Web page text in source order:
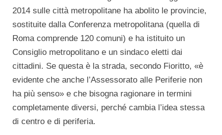
2014 sulle città metropolitane ha abolito le provincie,
sostituite dalla Conferenza metropolitana (quella di
Roma comprende 120 comuni) e ha istituito un
Consiglio metropolitano e un sindaco eletti dai
cittadini. Se questa è la strada, secondo Fioritto, «è
evidente che anche l’Assessorato alle Periferie non
ha più senso» e che bisogna ragionare in termini
completamente diversi, perché cambia l’idea stessa
di centro e di periferia.